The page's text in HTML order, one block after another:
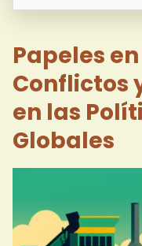
Papeles
Conflictos
en las
Globales